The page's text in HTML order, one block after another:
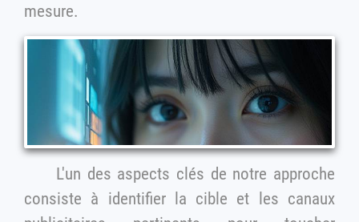
mesure.
L'un des aspects clés de notre approche
consiste à identifier la cible et les canaux